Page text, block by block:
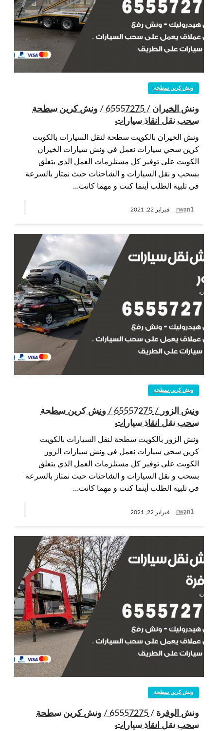
ونش كرين سطحة
ونش الخيران / 65557275 / ونش كرين سطحة
سحب نقل انقاذ سيارات
ونش الخيران بالكويت سطحة لنقل السيارات بالكويت
كرين سحي سيارات نعمل في ونش سيارات الخيران
الكويت على توفير كل مستلزمات العمل الذي يتعلق
بسحب و نقل السيارات و الشاحنات حيث نمتاز بالسرعة
في تلبية الطلب أينما كنت و مهما كانت…
rwan1 فبراير 22, 2021
ونش كرين سطحة
ونش الزور / 65557275 / ونش كرين سطحة
سحب نقل انقاذ سيارات
ونش الزور بالكويت سطحة لنقل السيارات بالكويت
كرين سحي سيارات نعمل في ونش سيارات الزور
الكويت على توفير كل مستلزمات العمل الذي يتعلق
بسحب و نقل السيارات و الشاحنات حيث نمتاز بالسرعة
في تلبية الطلب أينما كنت و مهما كانت…
rwan1 فبراير 22, 2021
ونش كرين سطحة
ونش الوفرة / 65557275 / ونش كرين سطحة
سحب نقل انقاذ سيارات